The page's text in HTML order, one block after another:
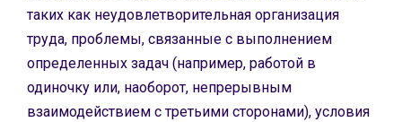
таких как неудовлетворительная организация
труда, проблемы, связанные с выполнением
определенных задач (например, работой в
одиночку или, наоборот, непрерывным
взаимодействием с третьими сторонами), условия